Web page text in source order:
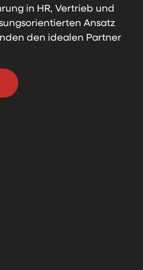
in HR, Vertrieb und
Ansatz
den idealen Partner